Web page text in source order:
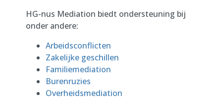
HG-nus Mediation biedt ondersteuning bij
onder andere:
Arbeidsconflicten
Zakelijke geschillen
Familiemediation
Burenruzies
Overheidsmediation